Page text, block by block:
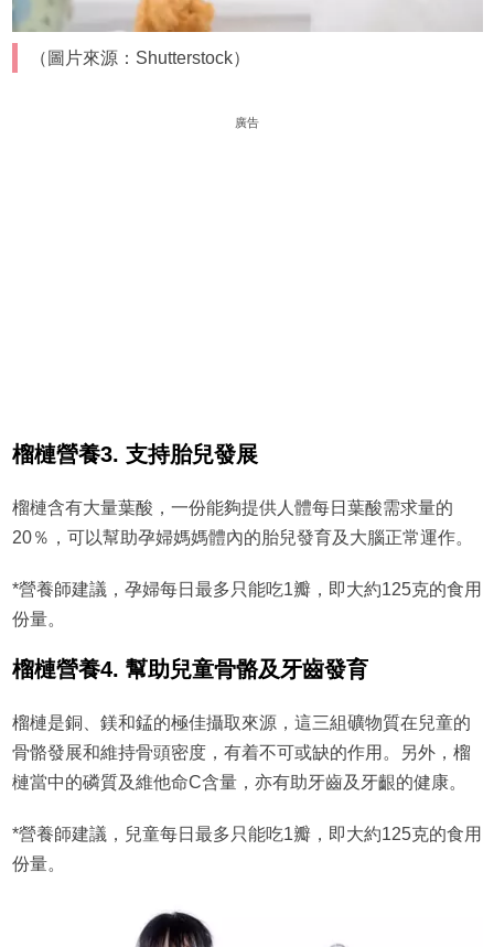
（圖片來源：Shutterstock）
廣告
榴槤營養3. 支持胎兒發展
榴槤含有大量葉酸，一份能夠提供人體每日葉酸需求量的
20％，可以幫助孕婦媽媽體內的胎兒發育及大腦正常運作。
*營養師建議，孕婦每日最多只能吃1瓣，即大約125克的食用
份量。
榴槤營養4. 幫助兒童骨骼及牙齒發育
榴槤是銅、鎂和錳的極佳攝取來源，這三組礦物質在兒童的
骨骼發展和維持骨頭密度，有着不可或缺的作用。另外，榴
槤當中的磷質及維他命C含量，亦有助牙齒及牙齦的健康。
*營養師建議，兒童每日最多只能吃1瓣，即大約125克的食用
份量。